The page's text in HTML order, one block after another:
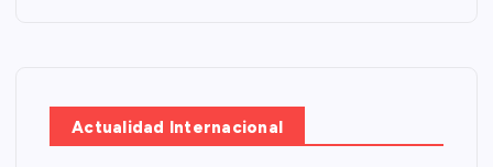
Actualidad Internacional